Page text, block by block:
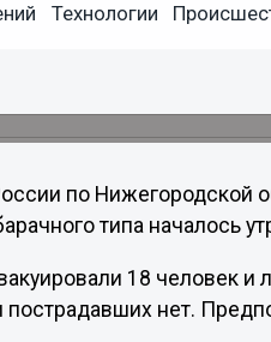
Технологии
по Нижегородской
типа началось
18 человек и
нет.